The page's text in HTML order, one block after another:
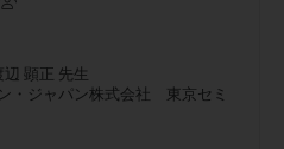
顕正 先生
・ジャパン株式会社 東京セミ